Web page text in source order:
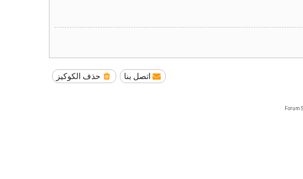
حذف الكوكيز اتصل بنا